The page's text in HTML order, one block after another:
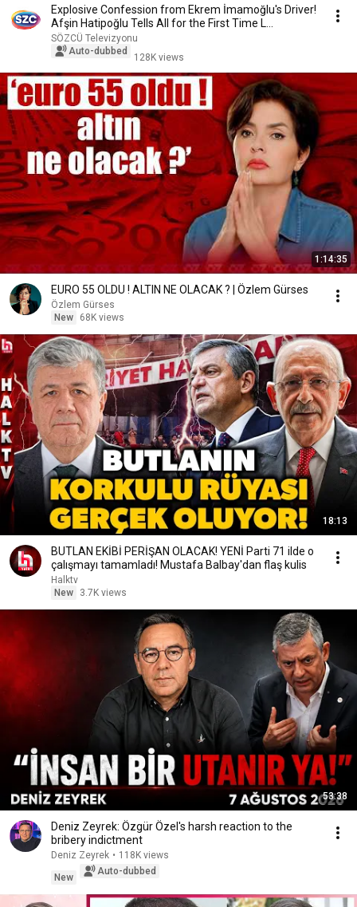
Explosive Confession from Ekrem İmamoğlu's Driver!
Afşin Hatipoğlu Tells All for the First Time L...
SÖZCÜ Televizyonu
Auto-dubbed
128K views
1:14:35
EURO 55 OLDU ! ALTIN NE OLACAK ? | Özlem Gürses
Özlem Gürses
New
68K views
18:13
BUTLAN EKİBİ PERİŞAN OLACAK! YENİ Parti 71 ilde o
çalışmayı tamamladı! Mustafa Balbay'dan flaş kulis
Halktv
New
3.7K views
53:38
Deniz Zeyrek: Özgür Özel's harsh reaction to the
bribery indictment
Deniz Zeyrek • 118K views
New
Auto-dubbed